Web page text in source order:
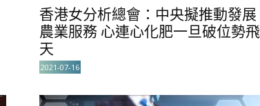
香港女分析總會：中央擬推動發展
農業服務 心連心化肥一旦破位勢飛
天
2021-07-16